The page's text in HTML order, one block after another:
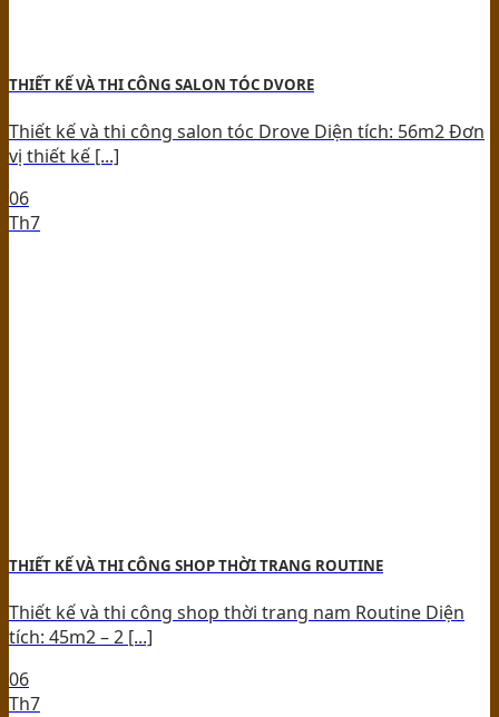
THIẾT KẾ VÀ THI CÔNG SALON TÓC DVORE
Thiết kế và thi công salon tóc Drove Diện tích: 56m2 Đơn
vị thiết kế [...]
06
Th7
THIẾT KẾ VÀ THI CÔNG SHOP THỜI TRANG ROUTINE
Thiết kế và thi công shop thời trang nam Routine Diện
tích: 45m2 – 2 [...]
06
Th7